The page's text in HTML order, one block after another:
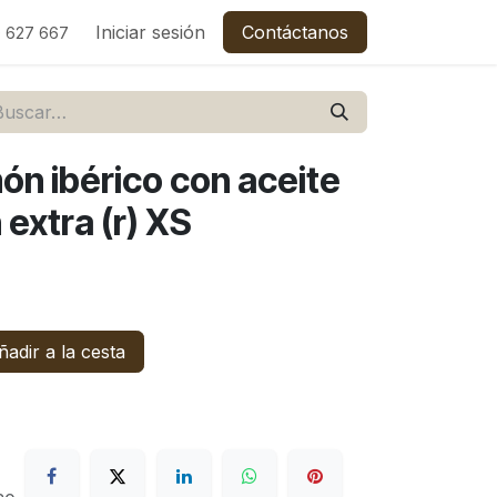
Empleos
627 667 Iniciar sesión Contáctanos
ibérico con aceite
(r) XS
a la cesta